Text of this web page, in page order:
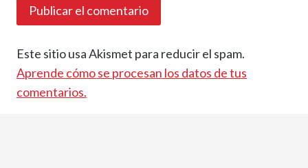
Este sitio usa Akismet para reducir el spam.
Aprende cómo se procesan los datos de tus
comentarios.